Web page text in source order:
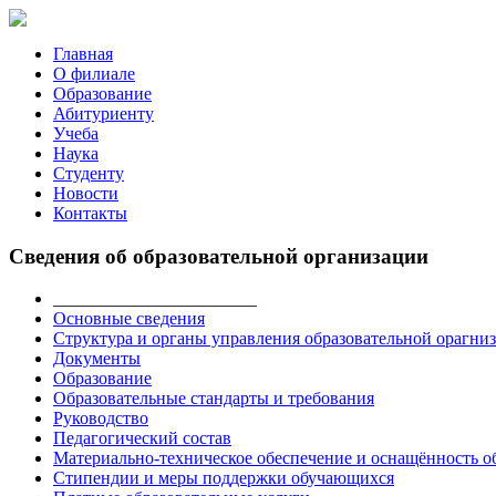
Главная
О филиале
Образование
Абитуриенту
Учеба
Наука
Студенту
Новости
Контакты
Сведения об образовательной организации
Основные сведения
Структура и органы управления образовательной
Документы
Образование
Образовательные стандарты и требования
Руководство
Педагогический состав
Материально-техническое обеспечение и оснащённость
Стипендии и меры поддержки обучающихся